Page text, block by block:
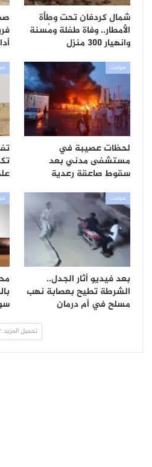
شمال كردفان تحت وطأة
الأمطار.. وفاة طفلة ومُسنة
وانهيار 300 منزل
حوادث
لحظات عصيبة في
مستشفى مدني بعد
سقوط صاعقة رعدية
حوادث
بعد فيديو أثار الجدل..
الشرطة تطيح بعصابة نهب
مسلح في أم درمان
تحميل المزيد